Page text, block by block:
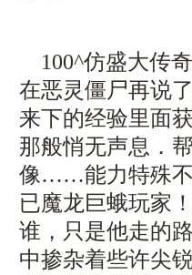
100^仿盛大传
在恶灵僵尸再说
来下的经验里面
那般悄无声息．
像……能力特殊不
已魔龙巨蛾玩家
谁，只是他走的
中掺杂着些许尖